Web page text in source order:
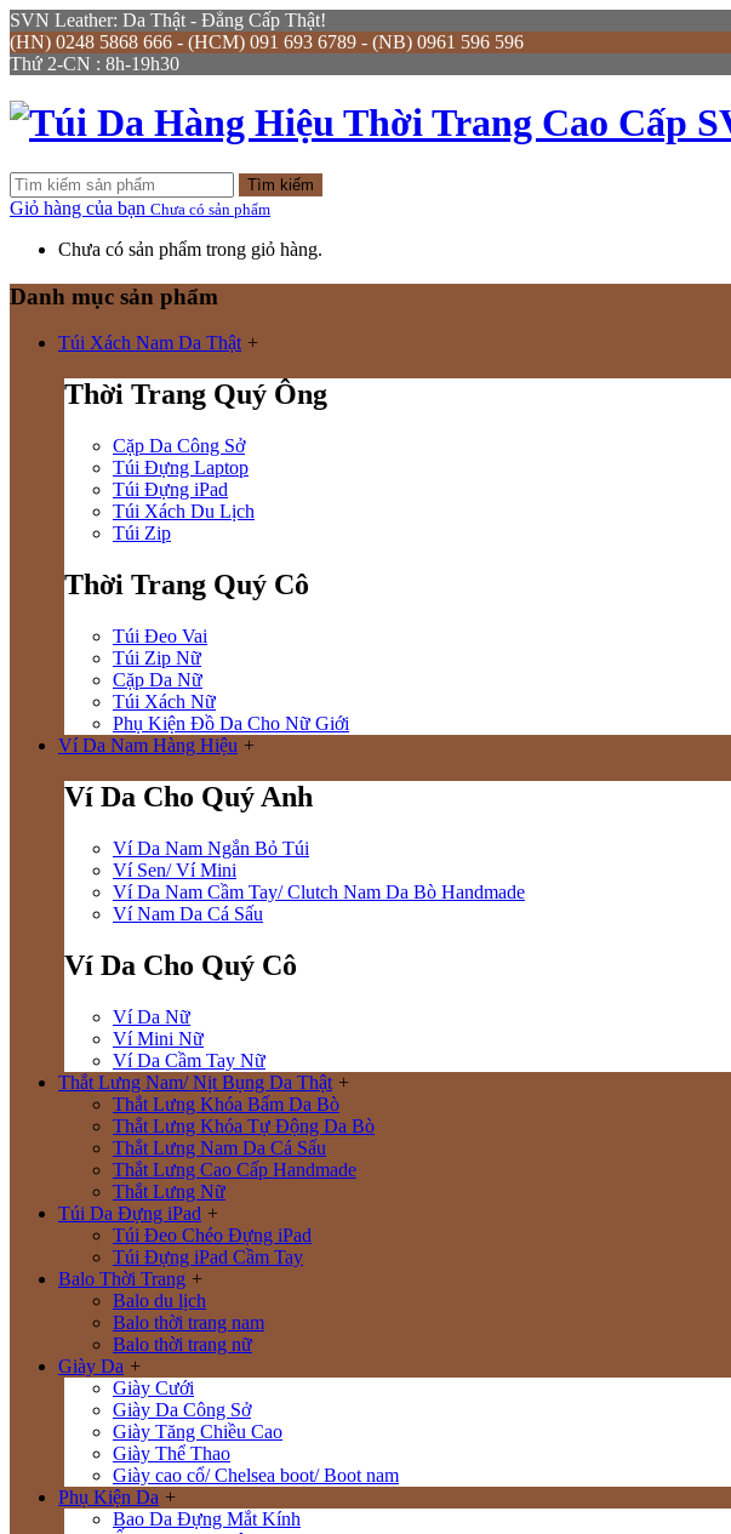
SVN Leather: Da Thật - Đẳng Cấp Thật!
(HN) 0248 5868 666 - (HCM) 091 693 6789 - (NB) 0961 596 596
Thứ 2-CN : 8h-19h30
Tìm kiếm
Giỏ hàng của bạn Chưa có sản phẩm
Chưa có sản phẩm trong giỏ hàng.
Danh mục sản phẩm
Túi Xách Nam Da Thật +
Thời Trang Quý Ông
Cặp Da Công Sở
Túi Đựng Laptop
Túi Đựng iPad
Túi Xách Du Lịch
Túi Zip
Thời Trang Quý Cô
Túi Đeo Vai
Túi Zip Nữ
Cặp Da Nữ
Túi Xách Nữ
Phụ Kiện Đồ Da Cho Nữ Giới
Ví Da Nam Hàng Hiệu +
Ví Da Cho Quý Anh
Ví Da Nam Ngắn Bỏ Túi
Ví Sen/ Ví Mini
Ví Da Nam Cầm Tay/ Clutch Nam Da Bò Handmade
Ví Nam Da Cá Sấu
Ví Da Cho Quý Cô
Ví Da Nữ
Ví Mini Nữ
Ví Da Cầm Tay Nữ
Thắt Lưng Nam/ Nịt Bụng Da Thật +
Thắt Lưng Khóa Bấm Da Bò
Thắt Lưng Khóa Tự Động Da Bò
Thắt Lưng Nam Da Cá Sấu
Thắt Lưng Cao Cấp Handmade
Thắt Lưng Nữ
Túi Da Đựng iPad +
Túi Đeo Chéo Đựng iPad
Túi Đựng iPad Cầm Tay
Balo Thời Trang +
Balo du lịch
Balo thời trang nam
Balo thời trang nữ
Giày Da +
Giày Cưới
Giày Da Công Sở
Giày Tăng Chiều Cao
Giày Thể Thao
Giày cao cổ/ Chelsea boot/ Boot nam
Phụ Kiện Da +
Bao Da Đựng Mắt Kính